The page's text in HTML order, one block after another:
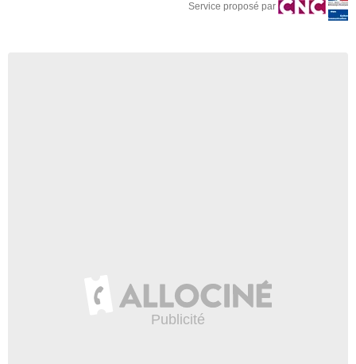
Service proposé par